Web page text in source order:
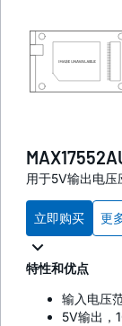
用于5V输出电
立即购买 更
特性和优点
输入电压
5V输出，